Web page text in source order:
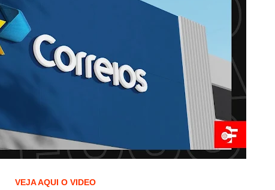
VEJA AQUI O VIDEO